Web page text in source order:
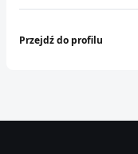
Przejdź do profilu